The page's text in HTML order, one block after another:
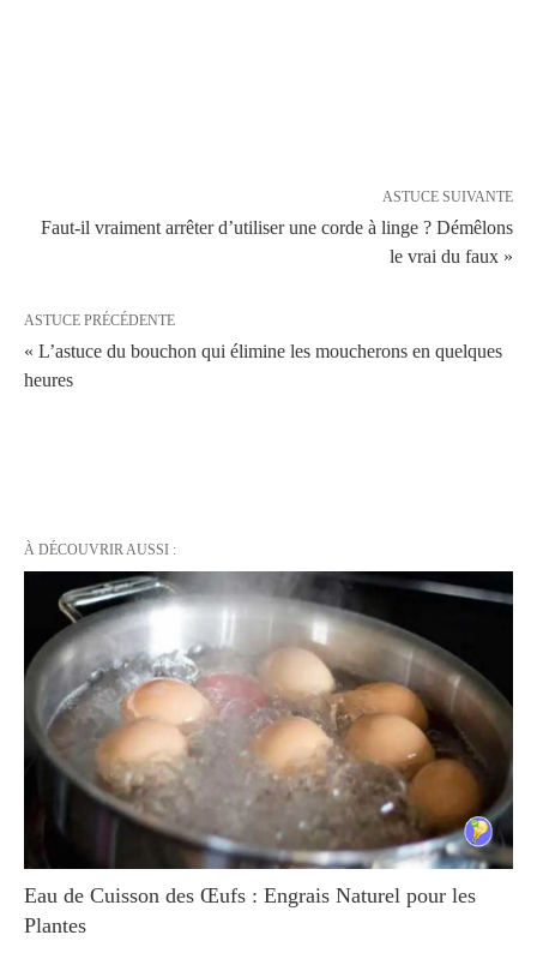
ASTUCE SUIVANTE
Faut-il vraiment arrêter d’utiliser une corde à linge ? Démêlons
le vrai du faux »
ASTUCE PRÉCÉDENTE
« L’astuce du bouchon qui élimine les moucherons en quelques
heures
À DÉCOUVRIR AUSSI :
Eau de Cuisson des Œufs : Engrais Naturel pour les
Plantes